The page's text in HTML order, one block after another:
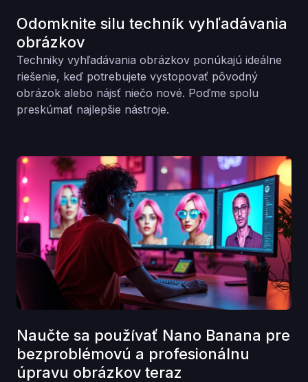
Odomknite silu techník vyhľadávania
obrázkov
Techniky vyhľadávania obrázkov ponúkajú ideálne
riešenie, keď potrebujete vystopovať pôvodný
obrázok alebo nájsť niečo nové. Poďme spolu
preskúmať najlepšie nástroje.
Naučte sa používať Nano Banana pre
bezproblémovú a profesionálnu
úpravu obrázkov teraz